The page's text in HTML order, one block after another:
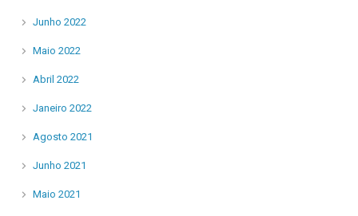
Junho 2022
Maio 2022
Abril 2022
Janeiro 2022
Agosto 2021
Junho 2021
Maio 2021